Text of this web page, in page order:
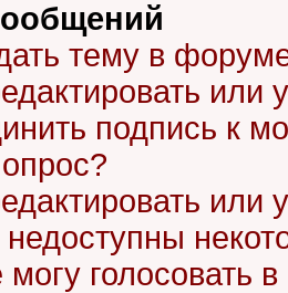
тему в
или
подпись к
или
голосовать